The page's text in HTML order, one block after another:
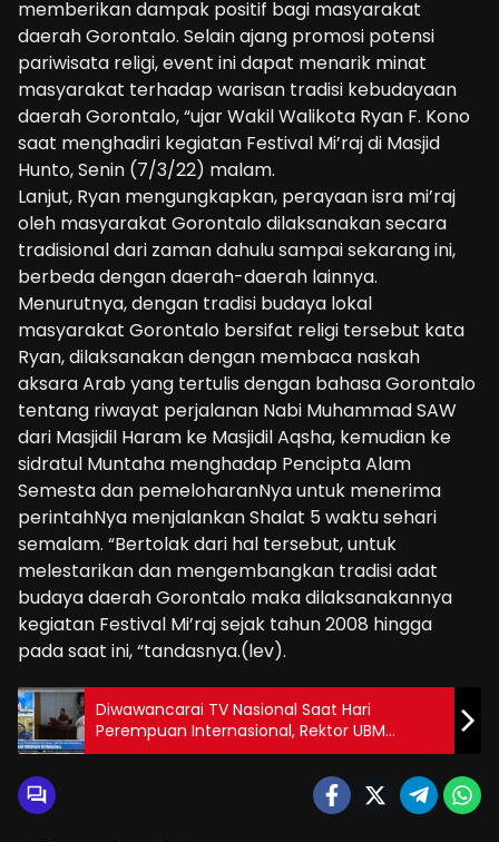
memberikan dampak positif bagi masyarakat
daerah Gorontalo. Selain ajang promosi potensi
pariwisata religi, event ini dapat menarik minat
masyarakat terhadap warisan tradisi kebudayaan
daerah Gorontalo, “ujar Wakil Walikota Ryan F. Kono
saat menghadiri kegiatan Festival Mi’raj di Masjid
Hunto, Senin (7/3/22) malam.
Lanjut, Ryan mengungkapkan, perayaan isra mi’raj
oleh masyarakat Gorontalo dilaksanakan secara
tradisional dari zaman dahulu sampai sekarang ini,
berbeda dengan daerah-daerah lainnya.
Menurutnya, dengan tradisi budaya lokal
masyarakat Gorontalo bersifat religi tersebut kata
Ryan, dilaksanakan dengan membaca naskah
aksara Arab yang tertulis dengan bahasa Gorontalo
tentang riwayat perjalanan Nabi Muhammad SAW
dari Masjidil Haram ke Masjidil Aqsha, kemudian ke
sidratul Muntaha menghadap Pencipta Alam
Semesta dan pemeloharanNya untuk menerima
perintahNya menjalankan Shalat 5 waktu sehari
semalam. “Bertolak dari hal tersebut, untuk
melestarikan dan mengembangkan tradisi adat
budaya daerah Gorontalo maka dilaksanakannya
kegiatan Festival Mi’raj sejak tahun 2008 hingga
pada saat ini, “tandasnya.(lev).
Diwawancarai TV Nasional Saat Hari
Perempuan Internasional, Rektor UBM
Dukung Kesetaraan Gender